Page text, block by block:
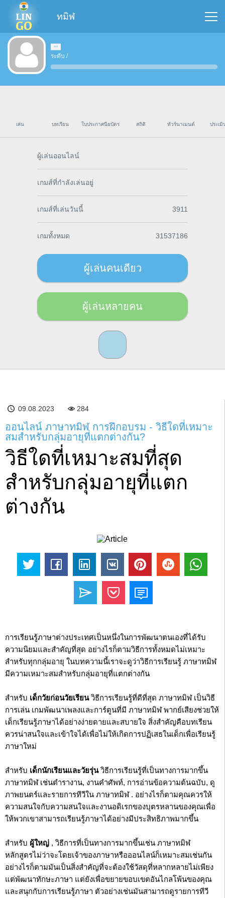
ทมิฬ
ระดับ /
เล่น บทเรียน ใบประกาศนียบัตร สถิติ ทัวร์นาเมนต์ ประเมิ
ผู้เล่นออนไลน์
เกมส์ที่กำลังเล่นอยู่
เกมส์ที่เล่นวันนี้ 3911
เกมทั้งหมด 31537186
ผู้เล่นคนเดียว
ผู้เล่นหลายคน
09.08.2023 284
ออนไลน์ ภาษาทมิฬ การฝึกอบรม - วิธีใดที่เหมาะ
สมสำหรับกลุ่มอายุที่แตกต่างกัน?
วิธีใดที่เหมาะสมที่สุด
สำหรับกลุ่มอายุที่แตก
ต่างกัน
การเรียนรู้ภาษาต่างประเทศเป็นหนึ่งในการพัฒนาตนเองที่ได้รับ
ความนิยมและสำคัญที่สุด อย่างไรก็ตามวิธีการทั้งหมดไม่เหมาะ
สำหรับทุกกลุ่มอายุ ในบทความนี้เราจะดูว่าวิธีการเรียนรู้ ภาษาทมิฬ
มีความเหมาะสมสำหรับกลุ่มอายุที่แตกต่างกัน
สำหรับ เด็กวัยก่อนวัยเรียนวิธีการเรียนรู้ที่ดีที่สุด ภาษาทมิฬ เป็นวิธี
การเล่น เกมพัฒนาเพลงและการ์ตูนที่มี ภาษาทมิฬ พากย์เสียงช่วยให้
เด็กเรียนรู้ภาษาได้อย่างง่ายดายและสบายใจ สิ่งสำคัญคือบทเรียน
ควรน่าสนใจและเข้าใจได้เพื่อไม่ให้เกิดการปฏิเสธในเด็กเพื่อเรียนรู้
ภาษาใหม่
สำหรับ เด็กนักเรียนและวัยรุ่นวิธีการเรียนรู้ที่เป็นทางการมากขึ้น
ภาษาทมิฬ เช่นตำรางาน, งานคำศัพท์, การอ่านข้อความต้นฉบับ, ดู
ภาพยนตร์และรายการทีวีใน ภาษาทมิฬ . อย่างไรก็ตามคุณควรให้
ความสนใจกับความสนใจและงานอดิเรกของบุตรหลานของคุณเพื่อ
ให้พวกเขาสามารถเรียนรู้ภาษาได้อย่างมีประสิทธิภาพมากขึ้น
สำหรับ ผู้ใหญ่ , วิธีการที่เป็นทางการมากขึ้นเช่น ภาษาทมิฬ
หลักสูตรไม่ว่าจะโดยเจ้าของภาษาหรือออนไลน์ก็เหมาะสมเช่นกัน
อย่างไรก็ตามมันเป็นสิ่งสำคัญที่จะต้องใช้วัสดุที่หลากหลายไม่เพียง
แต่พัฒนาทักษะภาษา แต่ยังเพื่อขยายขอบเขตอันไกลโพ้นของคุณ
และสนุกกับการเรียนรู้ภาษา ตัวอย่างเช่นมันสามารถดูรายการทีวี